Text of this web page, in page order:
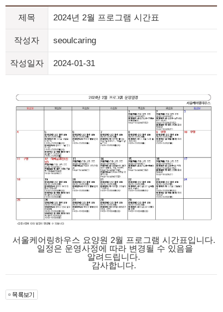
제목 2024년 2월 프로그램 시간표
작성자 seoulcaring
작성일자 2024-01-31
서울케어링하우스 요양원 2월 프로그램 시간표입니다.
일정은 운영사정에 따라 변경될 수 있음을
알려드립니다.
감사합니다.